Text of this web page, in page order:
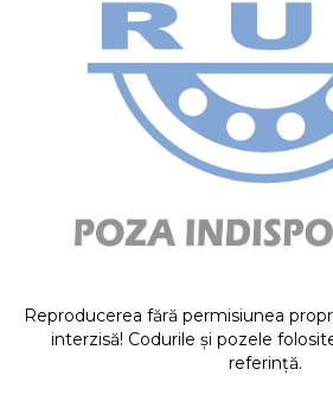
Reproducerea fără permisiunea
interzisă! Codurile și pozele
referință.